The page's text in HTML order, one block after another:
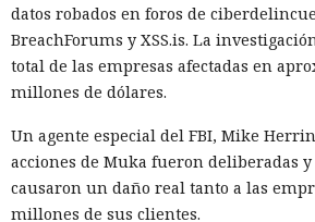
datos robados en foros de
BreachForums y XSS.is. La
total de las empresas afectadas en
millones de dólares.
Un agente especial del FBI, Mike
acciones de Muka fueron deliberadas
causaron un daño real tanto a las
millones de sus clientes.
La inteligencia artificial generativa